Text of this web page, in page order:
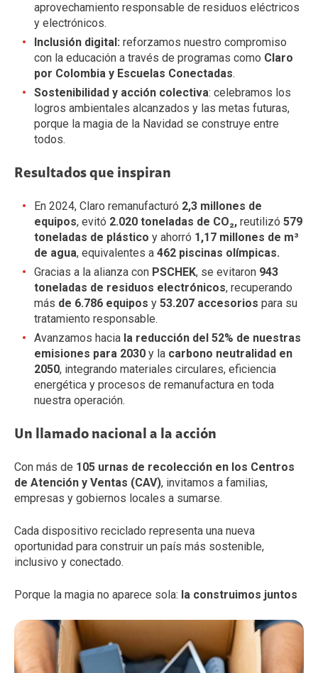
aprovechamiento responsable de residuos eléctricos
y electrónicos.
Inclusión digital: reforzamos nuestro compromiso
con la educación a través de programas como Claro
por Colombia y Escuelas Conectadas.
Sostenibilidad y acción colectiva: celebramos los
logros ambientales alcanzados y las metas futuras,
porque la magia de la Navidad se construye entre
todos.
Resultados que inspiran
En 2024, Claro remanufacturó 2,3 millones de
equipos, evitó 2.020 toneladas de CO₂, reutilizó 579
toneladas de plástico y ahorró 1,17 millones de m³
de agua, equivalentes a 462 piscinas olímpicas.
Gracias a la alianza con PSCHEK, se evitaron 943
toneladas de residuos electrónicos, recuperando
más de 6.786 equipos y 53.207 accesorios para su
tratamiento responsable.
Avanzamos hacia la reducción del 52% de nuestras
emisiones para 2030 y la carbono neutralidad en
2050, integrando materiales circulares, eficiencia
energética y procesos de remanufactura en toda
nuestra operación.
Un llamado nacional a la acción
Con más de 105 urnas de recolección en los Centros
de Atención y Ventas (CAV), invitamos a familias,
empresas y gobiernos locales a sumarse.
Cada dispositivo reciclado representa una nueva
oportunidad para construir un país más sostenible,
inclusivo y conectado.
Porque la magia no aparece sola: la construimos juntos